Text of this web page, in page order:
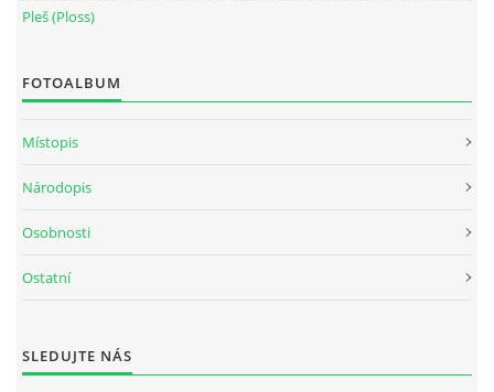
Pleš (Ploss)
FOTOALBUM
Místopis
Národopis
Osobnosti
Ostatní
SLEDUJTE NÁS